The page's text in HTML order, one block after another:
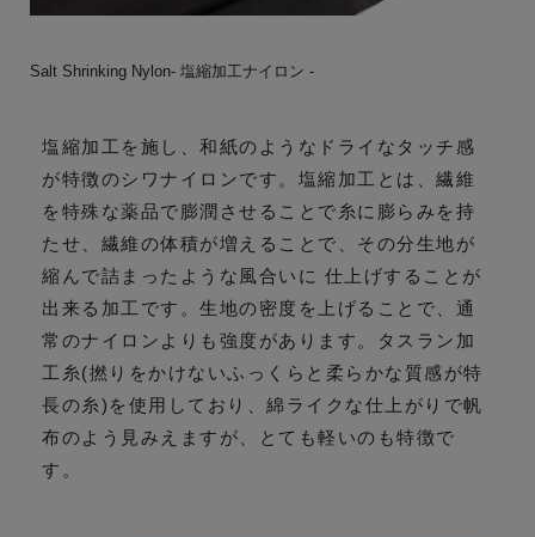
Salt Shrinking Nylon- 塩縮加工ナイロン -
塩縮加工を施し、和紙のようなドライなタッチ感
が特徴のシワナイロンです。塩縮加工とは、繊維
を特殊な薬品で膨潤させることで糸に膨らみを持
たせ、繊維の体積が増えることで、その分生地が
縮んで詰まったような風合いに 仕上げすることが
出来る加工です。生地の密度を上げることで、通
常のナイロンよりも強度があります。タスラン加
工糸(撚りをかけないふっくらと柔らかな質感が特
長の糸)を使用しており、綿ライクな仕上がりで帆
布のよう見みえますが、とても軽いのも特徴で
す。